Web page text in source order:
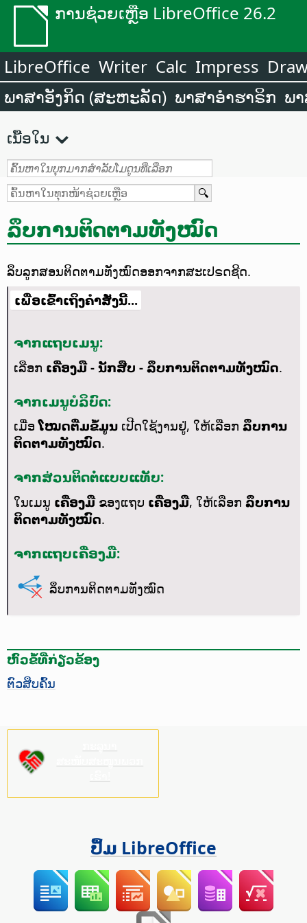
ການຊ່ວຍເຫຼືອ LibreOffice 26.2
LibreOffice Writer Calc Impress
ພາສາອັງກິດ (ສະຫະລັດ) ພາສາອຳຮາຣິກ ພ
ເນື້ອໃນ
ລຶບການຕິດຕາມທັງໝົດ
ລຶບລູກສອນຕິດຕາມທັງໝົດອອກຈາກສະເປຣດຊີດ.
ເພື່ອເຂົ້າເຖິງຄຳສັ່ງນີ້...
ຈາກແຖບເມນູ:
ເລືອກ ເຄື່ອງມື - ນັກສືບ - ລຶບການຕິດຕາມທັງໝົດ.
ຈາກເມນູບໍລິບົດ:
ເມື່ອໂໝດຕື່ມຂໍ້ມູນເປີດໃຊ້ງານຢູ່, ໃຫ້ເລືອກ ລຶບການ
ຕິດຕາມທັງໝົດ.
ຈາກສ່ວນຕິດຕໍ່ແບບແທັບ:
ໃນເມນູ ເຄື່ອງມືຂອງແຖບ ເຄື່ອງມື, ໃຫ້ເລືອກ ລຶບການ
ຕິດຕາມທັງໝົດ.
ຈາກແຖບເຄື່ອງມື:
ລຶບການຕິດຕາມທັງໝົດ
ຫົວຂໍ້ທີ່ກ່ຽວຂ້ອງ
ຕົວສືບຄົ້ນ
ປຶ້ມ LibreOffice